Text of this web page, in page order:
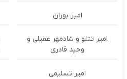
امیر بوران
امیر تتلو و شادمهر عقیلی و
وحید قادری
امیر تسلیمی